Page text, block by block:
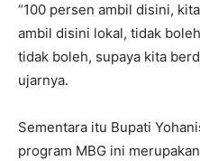
“100 persen ambil disini,
ambil disini lokal, tidak
tidak boleh, supaya kita
ujarnya.
Sementara itu Bupati
program MBG ini